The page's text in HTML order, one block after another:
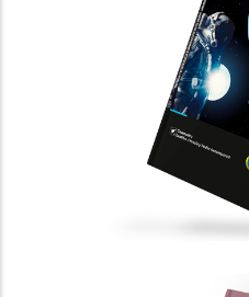
Gestión
Campo
PUBLICACIONES CIENTÍFICAS
GESTIÓN, CIENCIA Y PODER